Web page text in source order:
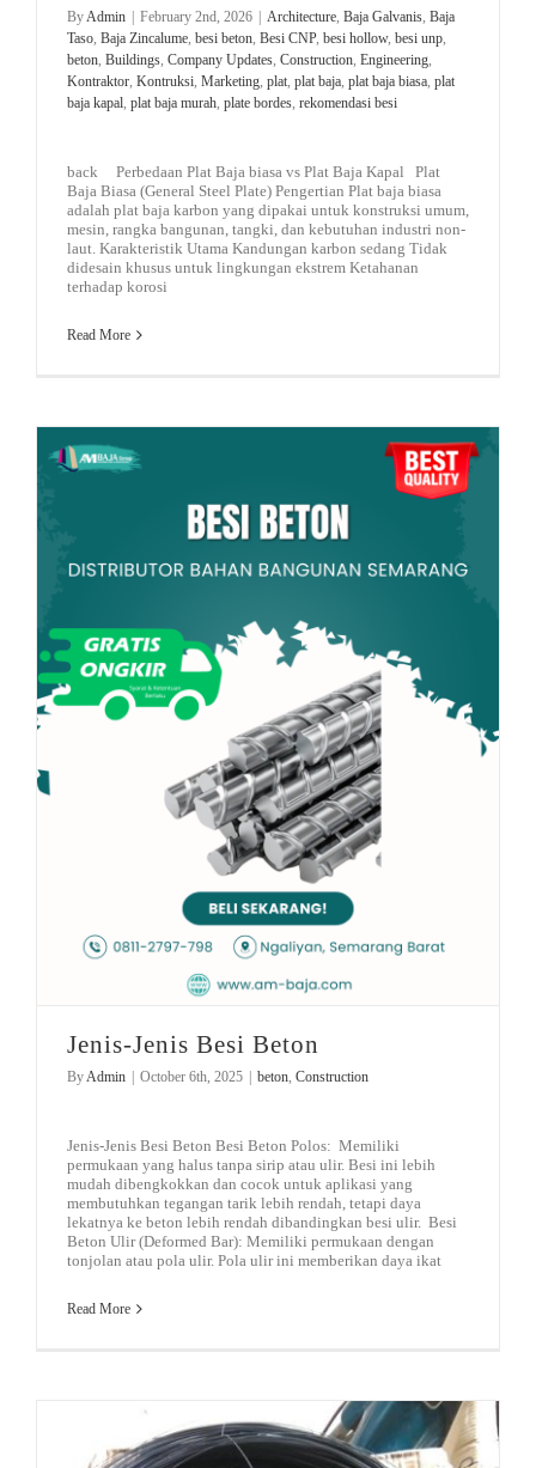
By Admin | February 2nd, 2026 | Architecture Baja Galvanis Baja
Taso Baja Zincalume besi beton Besi CNP, besi hollow, besi unp
beton Buildings Company Updates Construction Engineering
Kontraktor Kontruksi Marketing plat plat baja plat baja biasa plat
baja kapal plat baja murah plate bordes rekomendasi besi
back Perbedaan Plat Baja biasa vs Plat Baja Kapal Plat
Baja Biasa (General Steel Plate) Pengertian Plat baja biasa
adalah plat baja karbon yang dipakai untuk konstruksi umum,
mesin, rangka bangunan, tangki, dan kebutuhan industri non-
laut. Karakteristik Utama Kandungan karbon sedang Tidak
didesain khusus untuk lingkungan ekstrem Ketahanan
terhadap korosi
Read More
Jenis-Jenis Besi Beton
By Admin | October 6th, 2025 | beton Construction
Jenis-Jenis Besi Beton Besi Beton Polos: Memiliki
permukaan yang halus tanpa sirip atau ulir. Besi ini lebih
mudah dibengkokkan dan cocok untuk aplikasi yang
membutuhkan tegangan tarik lebih rendah, tetapi daya
lekatnya ke beton lebih rendah dibandingkan besi ulir. Besi
Beton Ulir (Deformed Bar): Memiliki permukaan dengan
tonjolan atau pola ulir. Pola ulir ini memberikan daya ikat
Read More